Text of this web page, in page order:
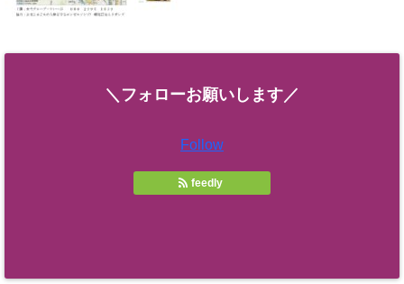
＼フォローお願いします／
Follow
feedly